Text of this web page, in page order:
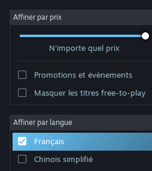
Se connecter
Magasin
À propos
Support
Affiner par prix
N'importe quel prix
Promotions et évènements
Masquer les titres free-to-play
Affiner par langue
Français
Chinois simplifié
Développement : Almenara Games
Trier par Pertinence